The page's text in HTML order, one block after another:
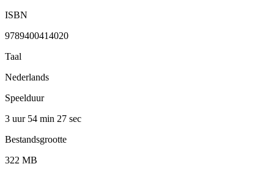
ISBN
9789400414020
Taal
Nederlands
Speelduur
3 uur 54 min 27 sec
Bestandsgrootte
322 MB